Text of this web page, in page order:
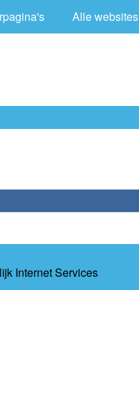
Alle websites
Internet Services